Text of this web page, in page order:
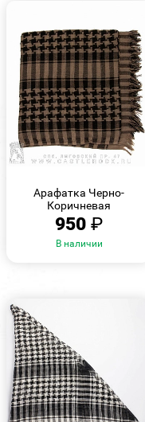
Арафатка Черно-
Коричневая
950₽
В наличии